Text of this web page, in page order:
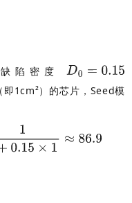
缺陷密度
1cm²）的芯片，Seed模